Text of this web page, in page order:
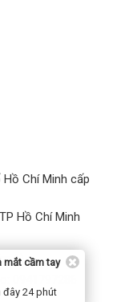
Chí Minh cấp
Hồ Chí Minh
1)
0941797286
mắt cầm tay
đây 24 phút